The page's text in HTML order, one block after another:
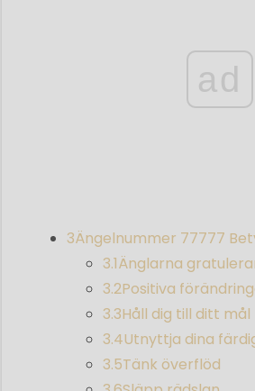
ad
3Ängelnummer 77777
3.1Änglarna
3.2Positiva
3.3Håll dig till ditt mål
3.4Utnyttja dina
3.5Tänk överflöd